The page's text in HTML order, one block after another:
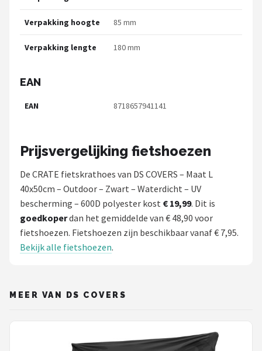
Verpakking hoogte 85 mm
Verpakking lengte 180 mm
EAN
EAN 8718657941141
Prijsvergelijking fietshoezen
De CRATE fietskrathoes van DS COVERS – Maat L
40x50cm – Outdoor – Zwart – Waterdicht – UV
bescherming – 600D polyester kost € 19,99. Dit is
goedkoperdan het gemiddelde van € 48,90 voor
fietshoezen. Fietshoezen zijn beschikbaar vanaf € 7,95.
Bekijk alle fietshoezen.
MEER VAN DS COVERS